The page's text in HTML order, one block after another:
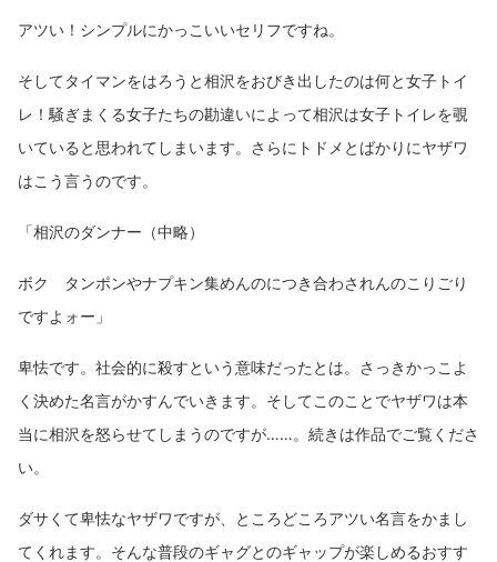
アツい！シンプルにかっこいいセリフですね。
そしてタイマンをはろうと相沢をおびき出したのは何と女子トイ
レ！騒ぎまくる女子たちの勘違いによって相沢は女子トイレを覗
いていると思われてしまいます。さらにトドメとばかりにヤザワ
はこう言うのです。
「相沢のダンナー（中略）
ボク タンポンやナプキン集めんのにつき合わされんのこりごり
ですよォー」
卑怯です。社会的に殺すという意味だったとは。さっきかっこよ
く決めた名言がかすんでいきます。そしてこのことでヤザワは本
当に相沢を怒らせてしまうのですが……。続きは作品でご覧くださ
い。
ダサくて卑怯なヤザワですが、ところどころアツい名言をかまし
てくれます。そんな普段のギャグとのギャップが楽しめるおすす